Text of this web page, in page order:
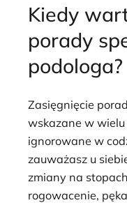
Kiedy
porady
podologa?
Zasięgnięcie
wskazane w
ignorowane w
zauważasz u
zmiany na
rogowacenie,